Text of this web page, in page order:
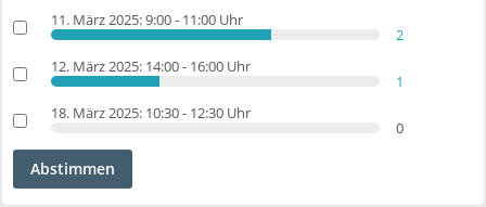
11. März 2025: 9:00 - 11:00 Uhr
2
12. März 2025: 14:00 - 16:00 Uhr
1
18. März 2025: 10:30 - 12:30 Uhr
0
Abstimmen